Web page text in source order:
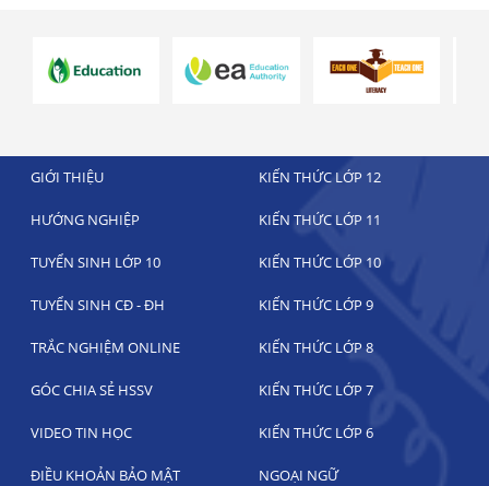
GIỚI THIỆU KIẾN THỨC LỚP 12
HƯỚNG NGHIỆP KIẾN THỨC LỚP 11
TUYỂN SINH LỚP 10 KIẾN THỨC LỚP 10
TUYỂN SINH CĐ - ĐH KIẾN THỨC LỚP 9
TRẮC NGHIỆM ONLINE KIẾN THỨC LỚP 8
GÓC CHIA SẺ HSSV KIẾN THỨC LỚP 7
VIDEO TIN HỌC KIẾN THỨC LỚP 6
ĐIỀU KHOẢN BẢO MẬT NGOẠI NGỮ